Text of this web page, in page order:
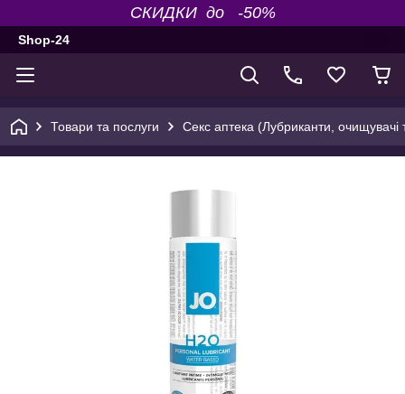
СКИДКИ до -50%
Shop-24
Товари та послуги Секс аптека (Лубриканти, очищувачі